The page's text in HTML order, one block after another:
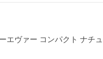
エヴァー コンパクト ナチ